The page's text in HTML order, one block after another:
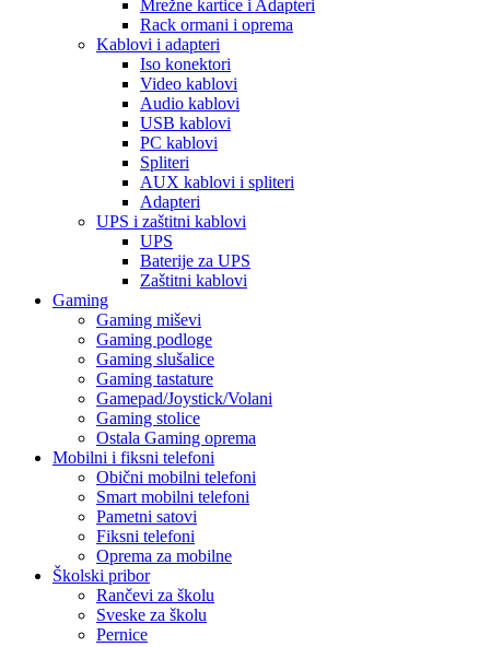
Mrežne kartice i Adapteri
Rack ormani i oprema
Kablovi i adapteri
Iso konektori
Video kablovi
Audio kablovi
USB kablovi
PC kablovi
Spliteri
AUX kablovi i spliteri
Adapteri
UPS i zaštitni kablovi
UPS
Baterije za UPS
Zaštitni kablovi
Gaming
Gaming miševi
Gaming podloge
Gaming slušalice
Gaming tastature
Gamepad/Joystick/Volani
Gaming stolice
Ostala Gaming oprema
Mobilni i fiksni telefoni
Obični mobilni telefoni
Smart mobilni telefoni
Pametni satovi
Fiksni telefoni
Oprema za mobilne
Školski pribor
Rančevi za školu
Sveske za školu
Pernice